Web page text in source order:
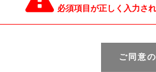
必須項目が正しく入力さ
ご同意